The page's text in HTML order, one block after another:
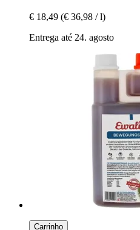
€ 18,49 (€ 36,98 / l)
Entrega até 24. agosto
Carrinho